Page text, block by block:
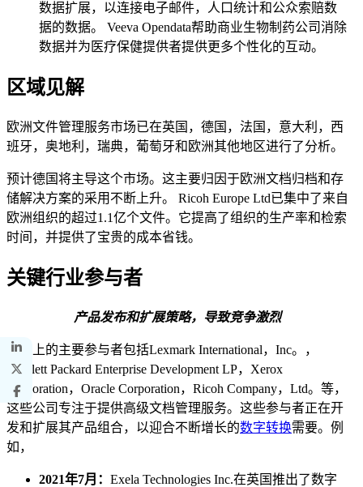
数据扩展，以连接电子邮件，人口统计和公众索赔数
据的数据。 Veeva Opendata帮助商业生物制药公司消除
数据并为医疗保健提供者提供更多个性化的互动。
区域见解
欧洲文件管理服务市场已在英国，德国，法国，意大利，西
班牙，奥地利，瑞典，葡萄牙和欧洲其他地区进行了分析。
预计德国将主导这个市场。这主要归因于欧洲文档归档和存
储解决方案的采用不断上升。 Ricoh Europe Ltd已集中了来自
欧洲组织的超过1.1亿个文件。它提高了组织的生产率和检索
时间，并提供了宝贵的成本省钱。
关键行业参与者
产品发布和扩展策略，导致竞争激烈
市场上的主要参与者包括Lexmark International，Inc。，
Hewlett Packard Enterprise Development LP，Xerox
Corporation，Oracle Corporation，Ricoh Company，Ltd。等，
这些公司专注于提供高级文档管理服务。这些参与者正在开
发和扩展其产品组合，以迎合不断增长的数字转换需要。例
如，
2021年7月： Exela Technologies Inc.在英国推出了数字